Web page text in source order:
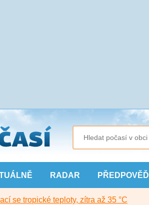
RADAR PŘEDPOVĚĎ
se tropické teploty, zítra až 35 °C